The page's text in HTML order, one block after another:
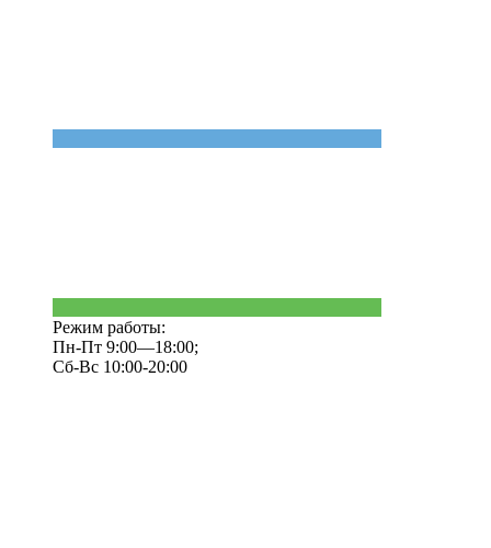
Режим работы:
Пн-Пт 9:00—18:00;
Сб-Вс 10:00-20:00